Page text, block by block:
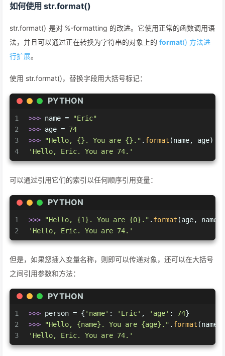
如何使用 str.format()
str.format() 是对 %-formatting 的改进。它使用正常的函数调用语
法，并且可以通过正在转换为字符串的对象上的 format() 方法进
行扩展。
使用 str.format()，替换字段用大括号标记：
PYTHON
1
2
3
4
>>> name =
"Eric"
>>> age = 74
>>>
"Hello, {}. You are {}." . format (name, age)
'Hello, Eric. You are 74.'
可以通过引用它们的索引以任何顺序引用变量：
PYTHON
1
2
>>> "Hello, {1}. You are {0}." . format (age, name)
'Hello, Eric. You are 74.'
但是，如果您插入变量名称，则即可以传递对象，还可以在大括号
之间引用参数和方法：
PYTHON
1
2
3
>>> person = { 'name' : 'Eric' , 'age' : 74}
>>>
"Hello, {name}. You are {age}." . format
'Hello, Eric. You are 74.'